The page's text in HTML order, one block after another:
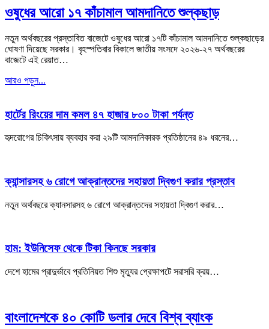
ওষুধের আরো ১৭ কাঁচামাল আমদানিতে শুল্কছাড়
নতুন অর্থবছরের প্রস্তাবিত বাজেটে ওষুধের আরো ১৭টি কাঁচামাল আমদানিতে শুল্কছাড়ের
ঘোষণা দিয়েছে সরকার। বৃহস্পতিবার বিকালে জাতীয় সংসদে ২০২৬-২৭ অর্থবছরের
বাজেটে এই রেয়াত…
আরও পড়ুন...
হার্টের রিংয়ের দাম কমল ৪৭ হাজার ৮০০ টাকা পর্যন্ত
হৃদরোগের চিকিৎসায় ব্যবহার করা ২৯টি আমদানিকারক প্রতিষ্ঠানের ৪৯ ধরনের…
ক্যান্সারসহ ৬ রোগে আক্রান্তদের সহায়তা দ্বিগুণ করার প্রস্তাব
নতুন অর্থবছরে ক্যানসারসহ ৬ রোগে আক্রান্তদের সহায়তা দ্বিগুণ করার…
হাম: ইউনিসেফ থেকে টিকা কিনছে সরকার
দেশে হামের প্রাদুর্ভাবে প্রতিনিয়ত শিশু মৃত্যুর প্রেক্ষাপটে সরাসরি ক্রয়…
বাংলাদেশকে ৪০ কোটি ডলার দেবে বিশ্ব ব্যাংক